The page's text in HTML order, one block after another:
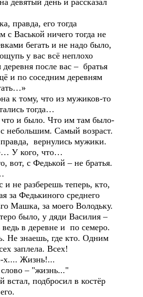
день и рассказал
его тогда
с Васькой ничего тогда не
бегать и не надо было,
у вас всё неплохо
после вас – братья
и по соседним деревням
что из мужиков-то
тогда…
было. Что им там было-
небольшим. Самый возраст.
вернулись мужики.
У кого, что…
с Федькой – не братья.
разберешь теперь, кто,
за Федькиного среднего
Машка, за моего Володьку.
было, у дяди Василия –
в деревне и по семеро.
Не знаешь, где кто. Одним
заплела. Всех!
Жизнь!...
– "жизнь..."
подбросил в костёр